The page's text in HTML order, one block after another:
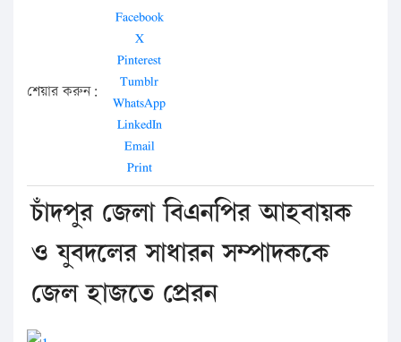
শেয়ার করুন:
Facebook
X
Pinterest
Tumblr
WhatsApp
LinkedIn
Email
Print
চাঁদপুর জেলা বিএনপির আহবায়ক
ও যুবদলের সাধারন সম্পাদককে
জেল হাজতে প্রেরন